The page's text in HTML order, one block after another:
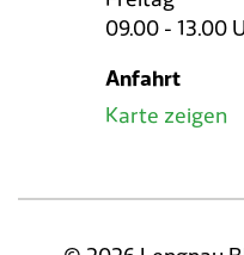
09.00 - 13.00
Anfahrt
Karte zeigen